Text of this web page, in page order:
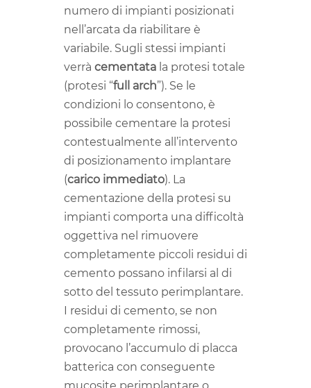
numero di impianti posizionati
nell’arcata da riabilitare è
variabile. Sugli stessi impianti
verrà cementatala protesi totale
(protesi “full arch”). Se le
condizioni lo consentono, è
possibile cementare la protesi
contestualmente all’intervento
di posizionamento implantare
(carico immediato). La
cementazione della protesi su
impianti comporta una difficoltà
oggettiva nel rimuovere
completamente piccoli residui di
cemento possano infilarsi al di
sotto del tessuto perimplantare.
I residui di cemento, se non
completamente rimossi,
provocano l’accumulo di placca
batterica con conseguente